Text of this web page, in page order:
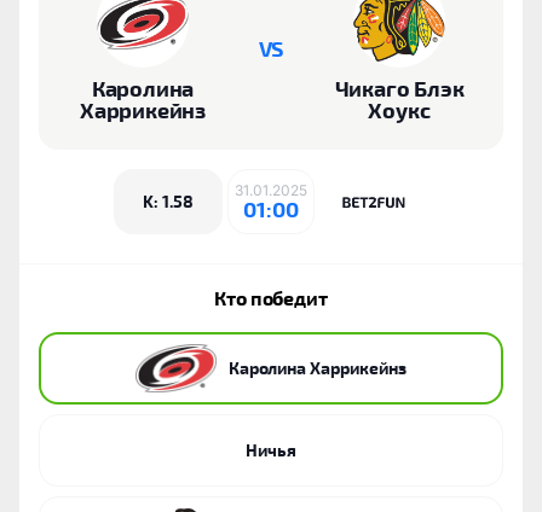
Каролина
Харрикейнз
VS
Чикаго Блэк
Хоукс
K: 1.58
31.01.2025
01:00
Кто победит
Каролина Харрикейнз
Ничья